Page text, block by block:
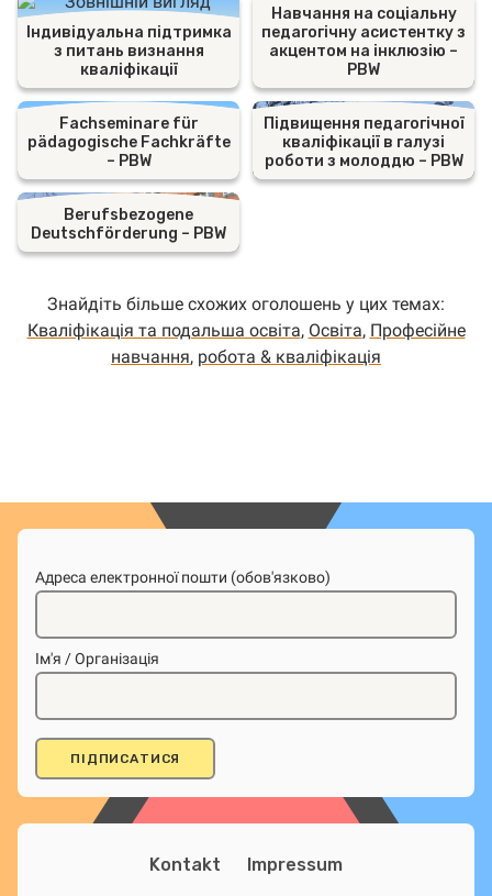
Індивідуальна підтримка
з питань визнання
кваліфікації
Навчання на соціальну
педагогічну асистентку з
акцентом на інклюзію –
PBW
Fachseminare für
pädagogische Fachkräfte
– PBW
Підвищення педагогічної
кваліфікації в галузі
роботи з молоддю – PBW
Berufsbezogene
Deutschförderung – PBW
Знайдіть більше схожих оголошень у цих темах:
Кваліфікація тa подальшa освітa, Освіта, Професійне
навчання, робота & кваліфікація
Адреса електронної пошти (обов'язково)
Ім'я / Організація
Kontakt Impressum